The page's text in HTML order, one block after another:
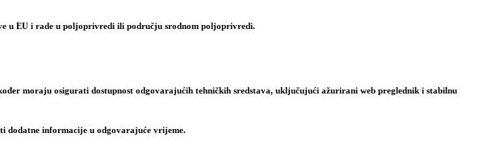
u EU i rade u poljoprivredi ili području srodnom poljoprivredi.
moraju osigurati dostupnost odgovarajućih tehničkih sredstava, uključujući ažurirani web preglednik i stabilnu
dodatne informacije u odgovarajuće vrijeme.